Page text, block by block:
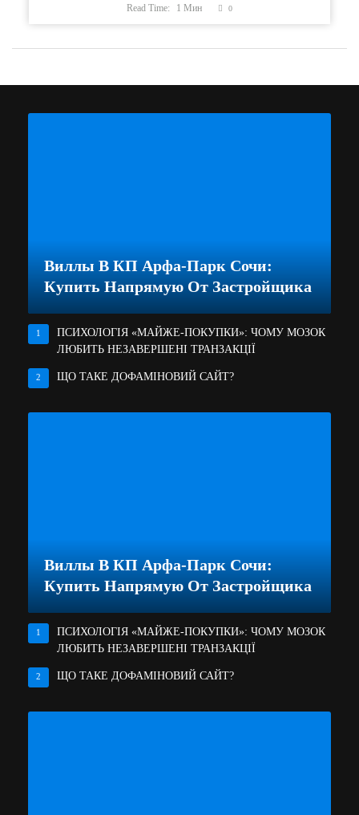
Read Time: 1Мин 0
Виллы В КП Арфа-Парк Сочи:
Купить Напрямую От Застройщика
1
ПСИХОЛОГІЯ «МАЙЖЕ-ПОКУПКИ»: ЧОМУ МОЗОК
ЛЮБИТЬ НЕЗАВЕРШЕНІ ТРАНЗАКЦІЇ
2 ЩО ТАКЕ ДОФАМІНОВИЙ САЙТ?
Виллы В КП Арфа-Парк Сочи:
Купить Напрямую От Застройщика
1
ПСИХОЛОГІЯ «МАЙЖЕ-ПОКУПКИ»: ЧОМУ МОЗОК
ЛЮБИТЬ НЕЗАВЕРШЕНІ ТРАНЗАКЦІЇ
2 ЩО ТАКЕ ДОФАМІНОВИЙ САЙТ?